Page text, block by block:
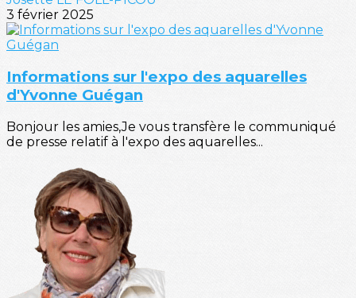
3 février 2025
Informations sur l'expo des aquarelles
d'Yvonne Guégan
Bonjour les amies,Je vous transfère le communiqué
de presse relatif à l'expo des aquarelles...